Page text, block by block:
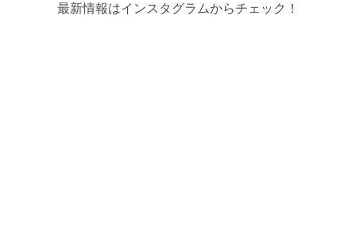
最新情報はインスタグラムからチェック！